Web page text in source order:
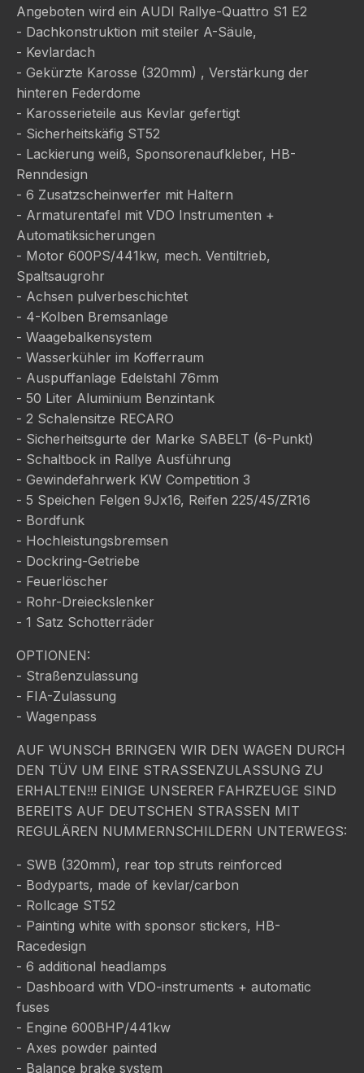
Angeboten wird ein AUDI Rallye-Quattro S1 E2
- Dachkonstruktion mit steiler A-Säule,
- Kevlardach
- Gekürzte Karosse (320mm) , Verstärkung der
hinteren Federdome
- Karosserieteile aus Kevlar gefertigt
- Sicherheitskäfig ST52
- Lackierung weiß, Sponsorenaufkleber, HB-
Renndesign
- 6 Zusatzscheinwerfer mit Haltern
- Armaturentafel mit VDO Instrumenten +
Automatiksicherungen
- Motor 600PS/441kw, mech. Ventiltrieb,
Spaltsaugrohr
- Achsen pulverbeschichtet
- 4-Kolben Bremsanlage
- Waagebalkensystem
- Wasserkühler im Kofferraum
- Auspuffanlage Edelstahl 76mm
- 50 Liter Aluminium Benzintank
- 2 Schalensitze RECARO
- Sicherheitsgurte der Marke SABELT (6-Punkt)
- Schaltbock in Rallye Ausführung
- Gewindefahrwerk KW Competition 3
- 5 Speichen Felgen 9Jx16, Reifen 225/45/ZR16
- Bordfunk
- Hochleistungsbremsen
- Dockring-Getriebe
- Feuerlöscher
- Rohr-Dreieckslenker
- 1 Satz Schotterräder
OPTIONEN:
- Straßenzulassung
- FIA-Zulassung
- Wagenpass
AUF WUNSCH BRINGEN WIR DEN WAGEN DURCH
DEN TÜV UM EINE STRASSENZULASSUNG ZU
ERHALTEN!!! EINIGE UNSERER FAHRZEUGE SIND
BEREITS AUF DEUTSCHEN STRASSEN MIT
REGULÄREN NUMMERNSCHILDERN UNTERWEGS:
- SWB (320mm), rear top struts reinforced
- Bodyparts, made of kevlar/carbon
- Rollcage ST52
- Painting white with sponsor stickers, HB-
Racedesign
- 6 additional headlamps
- Dashboard with VDO-instruments + automatic
fuses
- Engine 600BHP/441kw
- Axes powder painted
- Balance brake system